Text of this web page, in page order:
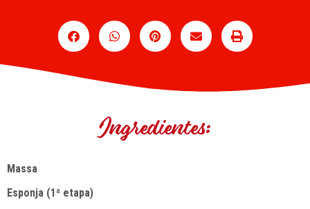
Ingredientes:
Massa
Esponja (1ª etapa)